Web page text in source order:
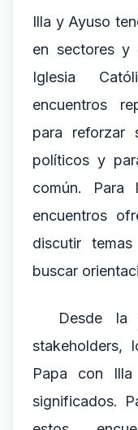
Illa y Ayuso
en sectores y
Iglesia
encuentros
para reforzar
políticos y
común. Para
encuentros
discutir
buscar
Desde la
stakeholders,
Papa con
significados.